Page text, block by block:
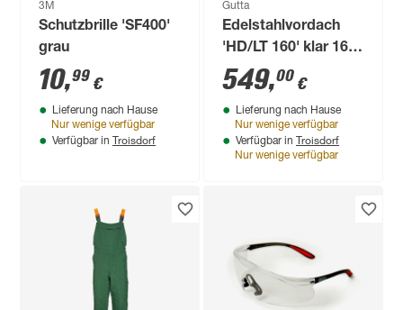
3M
Schutzbrille 'SF400'
grau
10,99 €
Lieferung nach Hause
Nur wenige verfügbar
Verfügbar in Troisdorf
Gutta
Edelstahlvordach
'HD/LT 160' klar 160
x 90 x 16,1 cm
549,00 €
Lieferung nach Hause
Nur wenige verfügbar
Verfügbar in Troisdorf
Nur wenige verfügbar